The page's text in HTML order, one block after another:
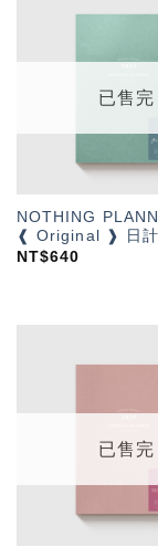
已售完
NOTHING
❰ Original ❱ 日
NT$640
已售完